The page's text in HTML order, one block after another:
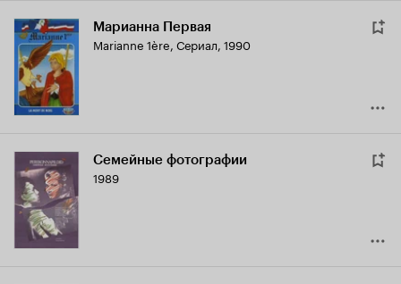
Марианна Первая
Marianne 1ère, Сериал, 1990
Семейные фотографии
1989